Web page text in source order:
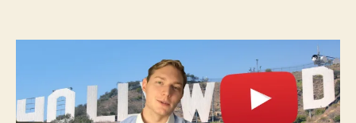
YouTube-
Netzwerke
für
Hollywood?